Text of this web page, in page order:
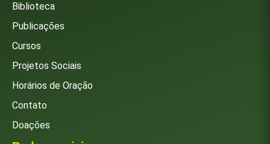
Biblioteca
Publicações
Cursos
Projetos Sociais
Horários de Oração
Contato
Doações